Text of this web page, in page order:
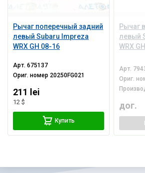
Рычаг поперечный задний
левый Subaru Impreza
WRX GH 08-16
Арт.675137
Ориг. номер 20250FG021
211 lei
12 $
Купить
Рычаг
левый
WRX
Арт.
Ориг.
дог.